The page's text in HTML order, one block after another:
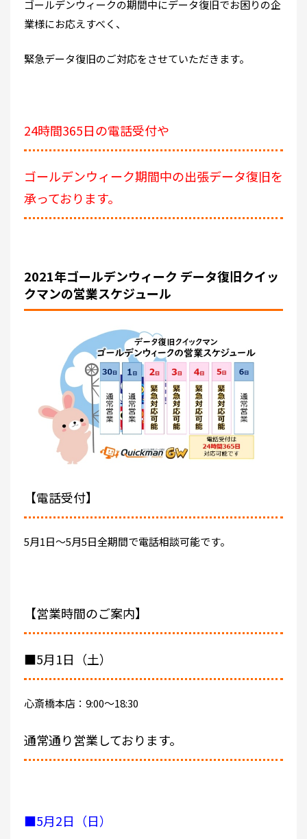
ゴールデンウィークの期間中にデータ復旧でお困りの企
業様にお応えすべく、
緊急データ復旧のご対応をさせていただきます。
24時間365日の電話受付や
ゴールデンウィーク期間中の出張データ復旧を
承っております。
2021年ゴールデンウィーク データ復旧クイッ
クマンの営業スケジュール
【電話受付】
5月1日～5月5日全期間で電話相談可能です。
【営業時間のご案内】
■5月1日（土）
心斎橋本店：9:00～18:30
通常通り営業しております。
■5月2日（日）